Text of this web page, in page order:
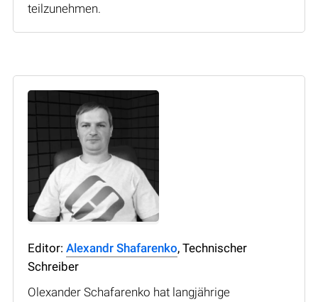
teilzunehmen.
Editor: Alexandr Shafarenko, Technischer
Schreiber
Olexander Schafarenko hat langjährige